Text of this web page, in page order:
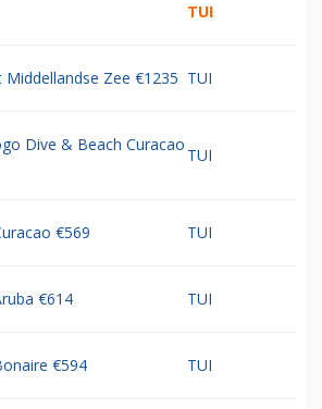
TUI
Middellandse Zee €1235 TUI
Dive & Beach Curacao
TUI
€569 TUI
€614 TUI
€594 TUI